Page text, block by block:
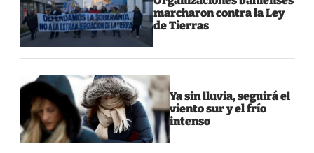
marcharon contra la Ley
de Tierras
Ya sin lluvia, seguirá el
viento sur y el frío
intenso